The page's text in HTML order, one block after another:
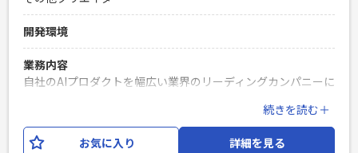
Laravelを用いた開発経験1年以上
開発環境
業務内容
自社のAIプロダクトを幅広い業界のリーディングカンパニーに
集。 今回の募集では、フィールドセールスとしてプロダクト
の新規提案〜導入に注力いただきます。 領域は営業や人材、
医療・介護など様々ございますが、参画いただくプロジェク
続きを読む＋
お気に入り 詳細を見る